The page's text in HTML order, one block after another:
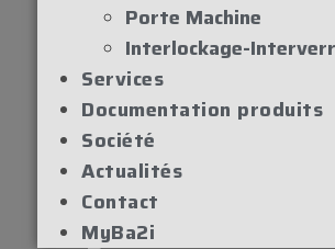
Porte Machine
Interlockage-
Services
Documentation produits
Société
Actualités
Contact
MyBa2i